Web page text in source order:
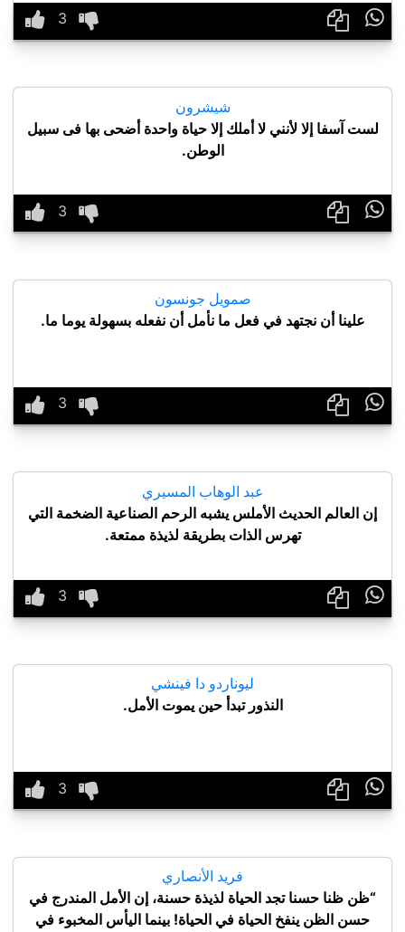

شيشرون
لست آسفا إلا لأنني لا أملك إلا حياة واحدة أضحى بها فى سبيل
الوطن.

صمويل جونسون
علينا أن نجتهد في فعل ما نأمل أن نفعله بسهولة يوما ما.

عبد الوهاب المسيري
إن العالم الحديث الأملس يشبه الرحم الصناعية الضخمة التي
تهرس الذات بطريقة لذيذة ممتعة.

ليوناردو دا فينشي
النذور تبدأ حين يموت الأمل.

فريد الأنصاري
“ظن ظنا حسنا تجد الحياة لذيذة حسنة، إن الأمل المندرج في
حسن الظن ينفخ الحياة في الحياة! بينما اليأس المخبوء في